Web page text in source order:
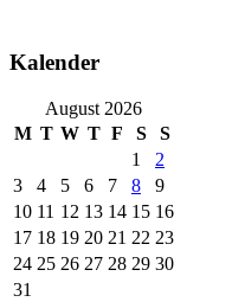
Kalender
August 2026
M T W T F S
S
1
2
3
4 5 6 7 8
9
10 11 12 13 14 15 16
17 18 19 20 21 22 23
24 25 26 27 28 29 30
31